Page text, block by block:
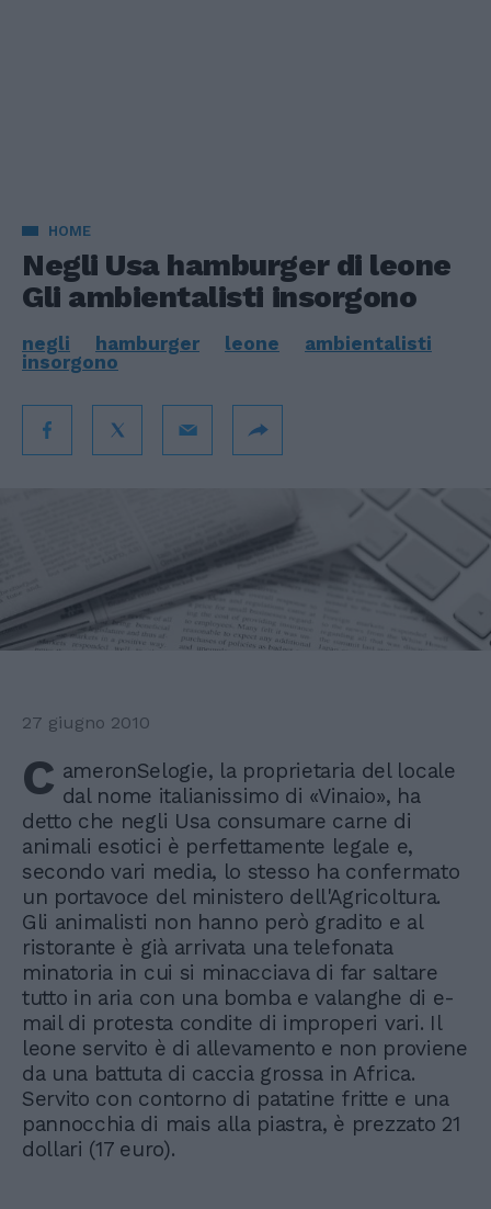
HOME
Negli Usa hamburger di leone
Gli ambientalisti insorgono
negli hamburger leone
ambientalisti
insorgono
27 giugno 2010
C ameronSelogie, la proprietaria del locale
dal nome italianissimo di «Vinaio», ha
detto che negli Usa consumare carne di
animali esotici è perfettamente legale e,
secondo vari media, lo stesso ha confermato
un portavoce del ministero dell'Agricoltura.
Gli animalisti non hanno però gradito e al
ristorante è già arrivata una telefonata
minatoria in cui si minacciava di far saltare
tutto in aria con una bomba e valanghe di e-
mail di protesta condite di improperi vari. Il
leone servito è di allevamento e non proviene
da una battuta di caccia grossa in Africa.
Servito con contorno di patatine fritte e una
pannocchia di mais alla piastra, è prezzato 21
dollari (17 euro).